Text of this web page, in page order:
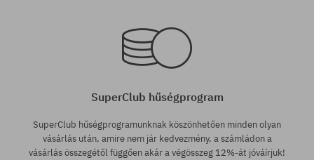
SuperClub hűségprogram
SuperClub hűségprogramunknak köszönhetően minden olyan
vásárlás után, amire nem jár kedvezmény, a számládon a
vásárlás összegétől függően akár a végösszeg 12%-át jóváírjuk!